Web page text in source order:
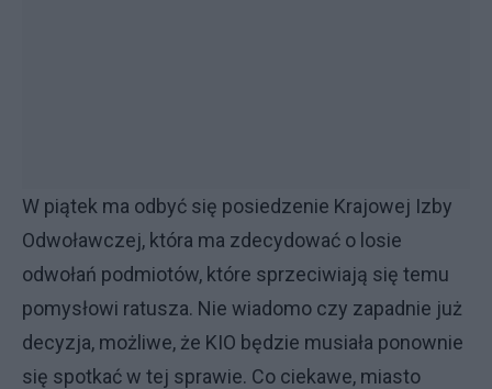
W piątek ma odbyć się posiedzenie Krajowej Izby
Odwoławczej, która ma zdecydować o losie
odwołań podmiotów, które sprzeciwiają się temu
pomysłowi ratusza. Nie wiadomo czy zapadnie już
decyzja, możliwe, że KIO będzie musiała ponownie
się spotkać w tej sprawie. Co ciekawe, miasto